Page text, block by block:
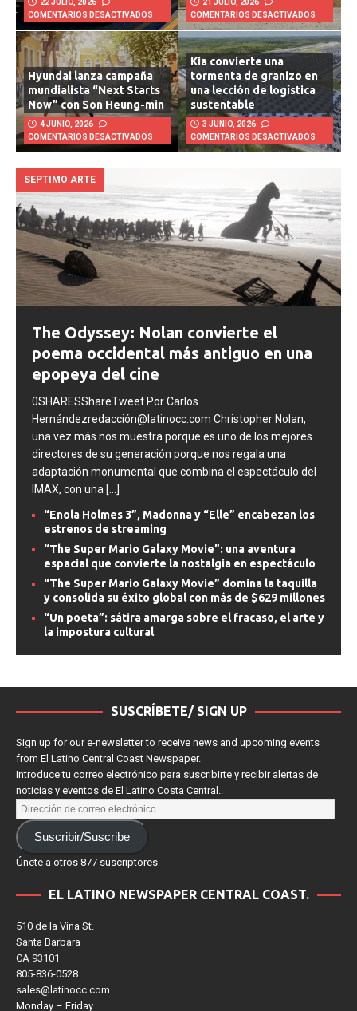
22 JULIO, 2026
COMENTARIOS DESACTIVADOS
21 JULIO, 2026
COMENTARIOS DESACTIVADOS
Hyundai lanza campaña
mundialista “Next Starts
Now” con Son Heung-min
4 JUNIO, 2026
COMENTARIOS DESACTIVADOS
Kia convierte una
tormenta de granizo en
una lección de logística
sustentable
3 JUNIO, 2026
COMENTARIOS DESACTIVADOS
SEPTIMO ARTE
The Odyssey: Nolan convierte el
poema occidental más antiguo en una
epopeya del cine
0SHARESShareTweet Por Carlos
Hernándezredacción@latinocc.com Christopher Nolan,
una vez más nos muestra porque es uno de los mejores
directores de su generación porque nos regala una
adaptación monumental que combina el espectáculo del
[...]
“Enola Holmes 3”, Madonna y “Elle” encabezan los
estrenos de streaming
“The Super Mario Galaxy Movie”: una aventura
espacial que convierte la nostalgia en espectáculo
“The Super Mario Galaxy Movie” domina la taquilla
y consolida su éxito global con más de $629 millones
“Un poeta”: sátira amarga sobre el fracaso, el arte y
la impostura cultural
SUSCRÍBETE/ SIGN UP
Sign up for our e-newsletter to receive news and upcoming events
from El Latino Central Coast Newspaper.
Introduce tu correo electrónico para suscribirte y recibir alertas de
noticias y eventos de El Latino Costa Central..
Únete a otros 877 suscriptores
510 de la Vina St.
Santa Barbara
CA 93101
805-836-0528
sales@latinocc.com